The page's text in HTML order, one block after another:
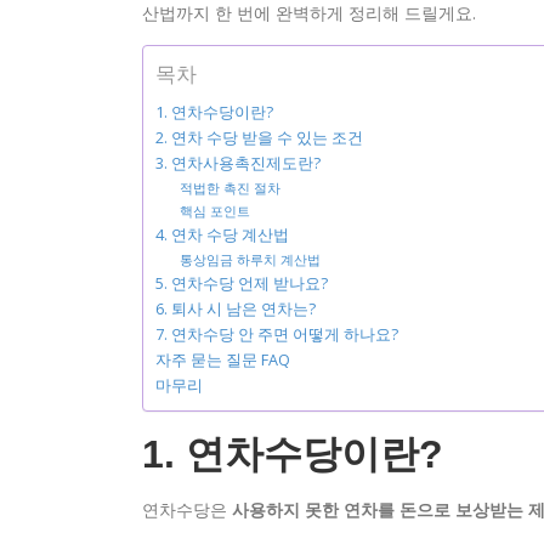
산법까지 한 번에 완벽하게 정리해 드릴게요.
목차
1. 연차수당이란?
2. 연차 수당 받을 수 있는 조건
3. 연차사용촉진제도란?
적법한 촉진 절차
핵심 포인트
4. 연차 수당 계산법
통상임금 하루치 계산법
5. 연차수당 언제 받나요?
6. 퇴사 시 남은 연차는?
7. 연차수당 안 주면 어떻게 하나요?
자주 묻는 질문 FAQ
마무리
1. 연차수당이란?
연차수당은 사용하지 못한 연차를 돈으로 보상받는